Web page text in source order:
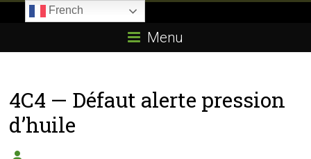
E85.com
passion
du
boîtier
éthanol
Menu
4C4 — Défaut alerte pression
d’huile
French